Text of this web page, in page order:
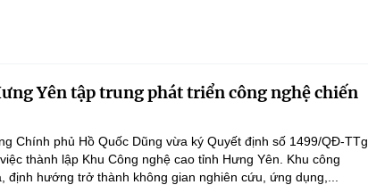
Yên tập trung phát triển công nghệ chiến
Chính phủ Hồ Quốc Dũng vừa ký Quyết định số 1499/QĐ-TTg
thành lập Khu Công nghệ cao tỉnh Hưng Yên. Khu công
định hướng trở thành không gian nghiên cứu, ứng dụng,...